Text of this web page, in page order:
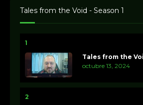
Tales from the Void - Season 1
1
Tales from the
octubre 13, 2024
2